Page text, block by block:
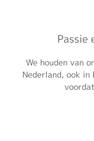
Passie
We houden van
Nederland, ook